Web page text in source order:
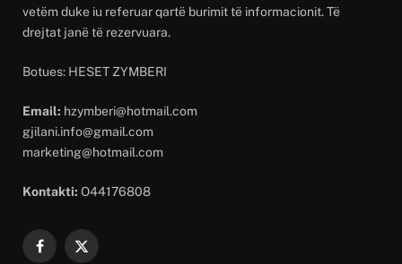
vetëm duke iu referuar qartë burimit të informacionit. Të
drejtat janë të rezervuara.
Botues: HESET ZYMBERI
Email: hzymberi@hotmail.com
gjilani.info@gmail.com
marketing@hotmail.com
Kontakti: O44176808
Facebook
X